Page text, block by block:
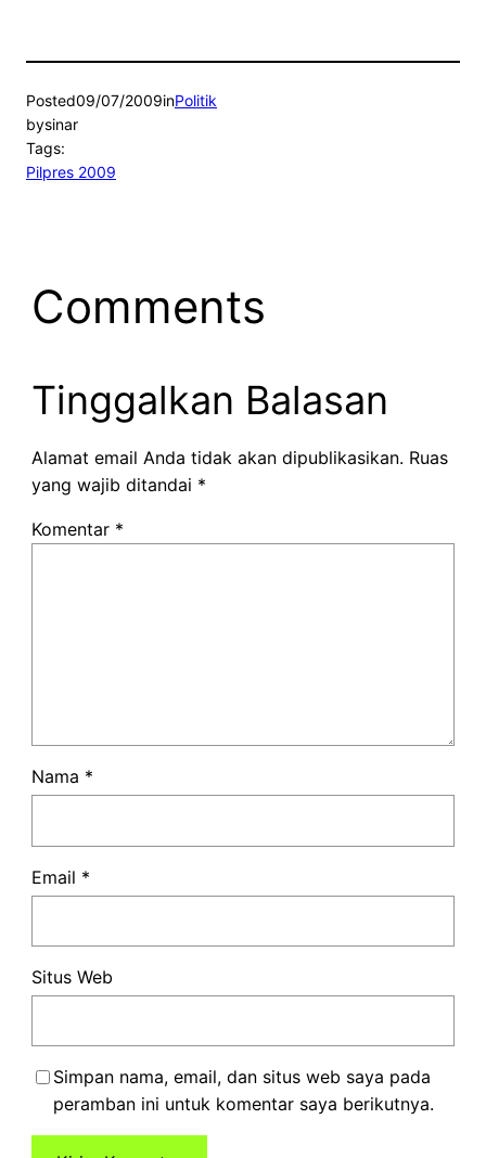
Posted09/07/2009inPolitik
bysinar
Tags:
Pilpres 2009
Comments
Tinggalkan Balasan
Alamat email Anda tidak akan dipublikasikan. Ruas
yang wajib ditandai *
Komentar *
Nama *
Email *
Situs Web
Simpan nama, email, dan situs web saya pada
peramban ini untuk komentar saya berikutnya.